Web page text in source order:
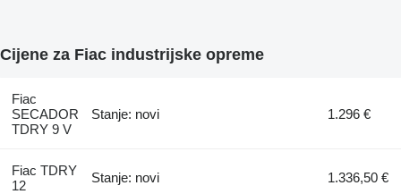
Cijene za Fiac industrijske opreme
Fiac
SECADOR
TDRY 9 V
Stanje: novi 1.296 €
Fiac TDRY
12
Stanje: novi 1.336,50 €